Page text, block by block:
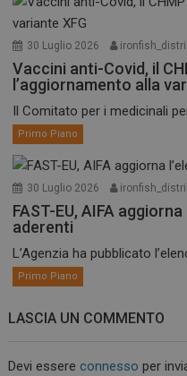
30 Luglio 2026
Vaccini anti-Covid, il
l’aggiornamento alla
Il Comitato per i medicinali
Primo Piano
30 Luglio 2026
FAST-EU, AIFA
aderenti
L’Agenzia ha pubblicato
Primo Piano
LASCIA UN COMMENTO
Devi essereconnesso per